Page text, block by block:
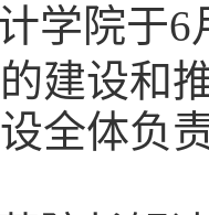
学院于6
建设和
全体负